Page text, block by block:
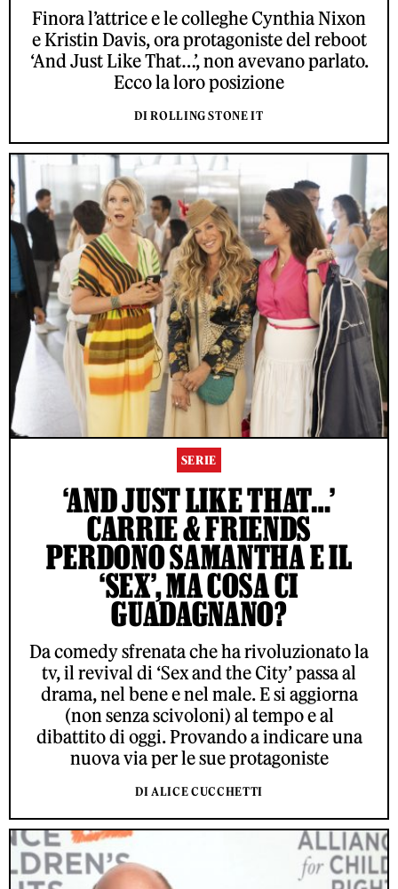
Finora l’attrice e le colleghe Cynthia Nixon
e Kristin Davis, ora protagoniste del reboot
‘And Just Like That…’, non avevano parlato.
Ecco la loro posizione
DI ROLLING STONE IT
SERIE
‘AND JUST LIKE THAT…’
CARRIE & FRIENDS
PERDONO SAMANTHA E IL
‘SEX’, MA COSA CI
GUADAGNANO?
Da comedy sfrenata che ha rivoluzionato la
tv, il revival di ‘Sex and the City’ passa al
drama, nel bene e nel male. E si aggiorna
(non senza scivoloni) al tempo e al
dibattito di oggi. Provando a indicare una
nuova via per le sue protagoniste
DI ALICE CUCCHETTI